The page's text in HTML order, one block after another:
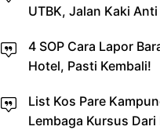
UTBK, Jalan Kaki
4 SOP Cara Lapor
Hotel, Pasti Kembali!
List Kos Pare
Lembaga Kursus